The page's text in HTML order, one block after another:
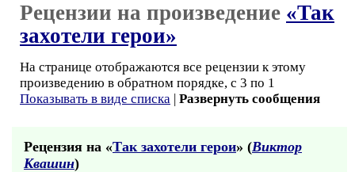
Рецензии на произведение «Так
захотели герои»
На странице отображаются все рецензии к этому
произведению в обратном порядке, с 3 по 1
Показывать в виде списка | Развернуть сообщения
Рецензия на «Так захотели герои» (Виктор
Квашин)